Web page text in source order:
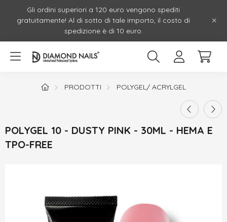
Gli ordini superiori a 120 euro vengono spediti
gratuitamente! Al di sotto di tale importo, il costo di
spedizione è di 10 euro.
PRODOTTI POLYGEL/ ACRYLGEL
POLYGEL 10 - DUSTY PINK - 30ML - HEMA E
TPO-FREE